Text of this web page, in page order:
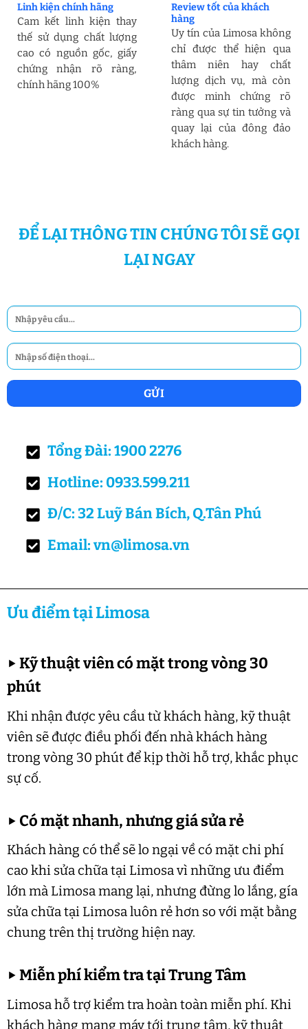
Linh kiện chính hãng
Cam kết linh kiện thay
thế sử dụng chất lượng
cao có nguồn gốc, giấy
chứng nhận rõ ràng,
chính hãng 100%
Review tốt của khách
hàng
Uy tín của Limosa không
chỉ được thể hiện qua
thâm niên hay chất
lượng dịch vụ, mà còn
được minh chứng rõ
ràng qua sự tin tưởng và
quay lại của đông đảo
khách hàng.
ĐỂ LẠI THÔNG TIN CHÚNG TÔI SẼ GỌI
LẠI NGAY
Tổng Đài: 1900 2276
Hotline: 0933.599.211
Đ/C: 32 Luỹ Bán Bích, Q.Tân Phú
Email: vn@limosa.vn
Ưu điểm tại Limosa
▶Kỹ thuật viên có mặt trong vòng 30
phút
Khi nhận được yêu cầu từ khách hàng, kỹ thuật
viên sẽ được điều phối đến nhà khách hàng
trong vòng 30 phút để kịp thời hỗ trợ, khắc phục
sự cố.
▶ Có mặt nhanh, nhưng giá sửa rẻ
Khách hàng có thể sẽ lo ngại về có mặt chi phí
cao khi sửa chữa tại Limosa vì những ưu điểm
lớn mà Limosa mang lại, nhưng đừng lo lắng, gía
sửa chữa tại Limosa luôn rẻ hơn so với mặt bằng
chung trên thị trường hiện nay.
▶Miễn phí kiểm tra tại Trung Tâm
Limosa hỗ trợ kiểm tra hoàn toàn miễn phí. Khi
khách hàng mang máy tới trung tâm, kỹ thuật